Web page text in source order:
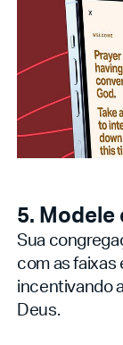
5.
Sua
com as faixas
incentivando
Deus.